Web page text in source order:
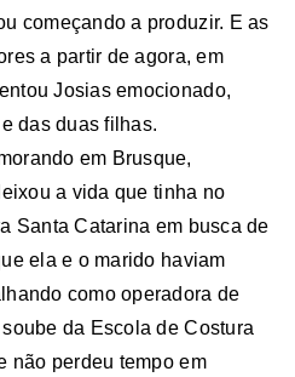
começando a produzir. E as
a partir de agora, em
Josias emocionado,
das duas filhas.
em Brusque,
a vida que tinha no
Santa Catarina em busca de
ela e o marido haviam
como operadora de
da Escola de Costura
não perdeu tempo em